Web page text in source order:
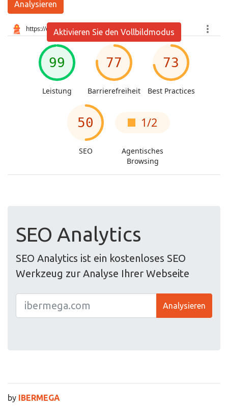
Analysieren
Aktivieren Sie den Vollbildmodus
SEO Analytics
SEO Analytics ist ein kostenloses SEO
Werkzeug zur Analyse Ihrer Webseite
Analysieren
by IBERMEGA